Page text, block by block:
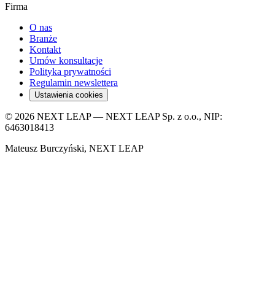
Firma
O nas
Branże
Kontakt
Umów konsultacje
Polityka prywatności
Regulamin newslettera
Ustawienia cookies
© 2026 NEXT LEAP — NEXT LEAP Sp. z o.o., NIP:
6463018413
Mateusz Burczyński, NEXT LEAP